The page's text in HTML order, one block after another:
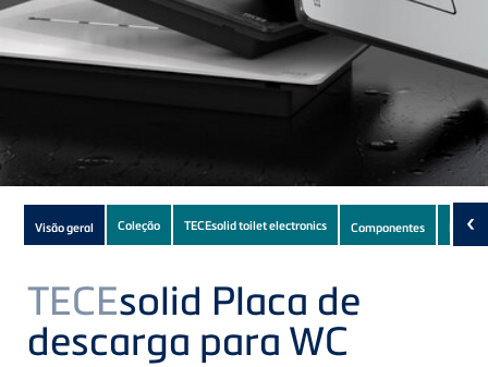
Subnavigation
of
current
Product
Visão geral Coleção TECEsolid toilet electronics Componentes ‹
TECEsolid Placa de
descarga para WC